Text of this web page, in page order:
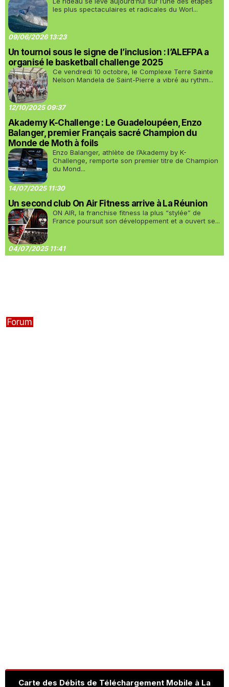
les plus spectaculaires et radicales du Worl...
09/06/2026 13:23
Un tournoi sous le signe de l’inclusion : l’ALEFPA a
organisé le basketball challenge 2025
Ce vendredi 10 octobre, le Complexe Terre Sainte
Nelson Mandela de Saint-Pierre a vibré au rythm...
12/10/2025 09:37
Akademy K-Challenge : Le Guadeloupéen, Enzo
Balanger, premier Français sacré Champion du
Monde de Moth à foils
Enzo Balanger, athlète de l’Akademy by K-
Challenge, remporte son premier titre de Champion
du Mond...
14/07/2025 11:30
Un second club On Air Fitness arrive à La Réunion
ON AIR, la franchise fitness la plus “stylée” de
France poursuit son développement et a ouvert se...
04/07/2025 11:41
Forum
Carte des Débits de Téléchargement Mobile à La